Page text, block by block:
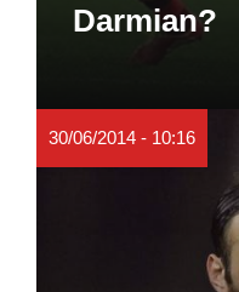
Darmian?
30/06/2014 - 10:16